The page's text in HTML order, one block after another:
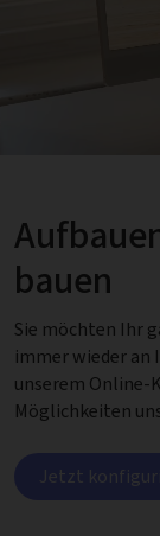
bauen
Sie möchten Ihr
immer wieder an
unserem Online-
Möglichkeiten
Jetzt